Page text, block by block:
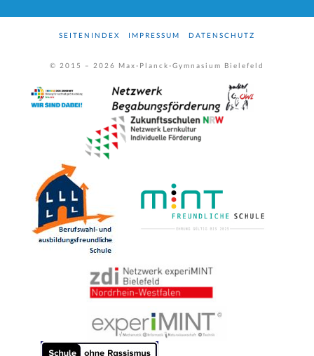
SEITENINDEX IMPRESSUM DATENSCHUTZ
© 2015 – 2026 Max-Planck-Gymnasium Bielefeld